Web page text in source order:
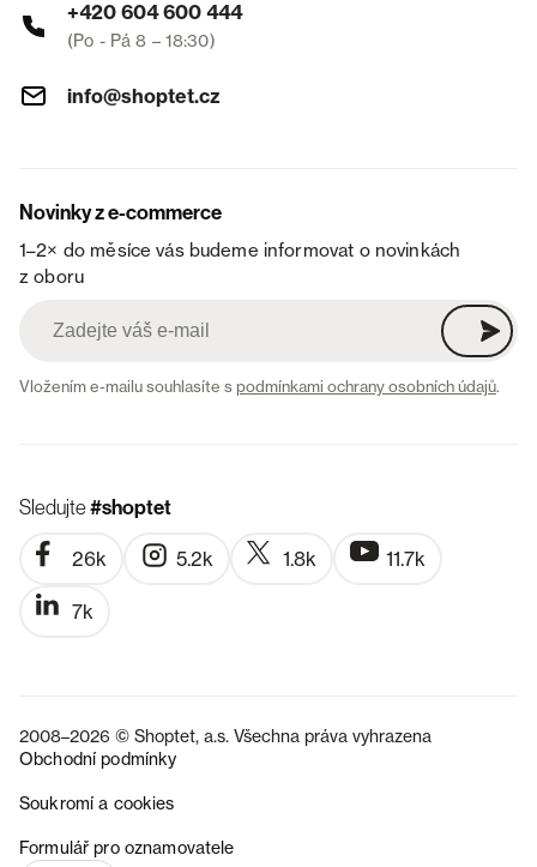
+420 604 600 444
(Po - Pá 8 – 18:30)
info@shoptet.cz
Novinky z e-commerce
1–2× do měsíce vás budeme informovat o novinkách
z oboru
Vložením e-mailu souhlasíte spodmínkami ochrany osobních údajů.
Sledujte#shoptet
26k 5.2k 1.8k 11.7k
7k
2008–2026 © Shoptet, a.s. Všechna práva vyhrazena
Obchodní podmínky
Soukromí a cookies
Formulář pro oznamovatele